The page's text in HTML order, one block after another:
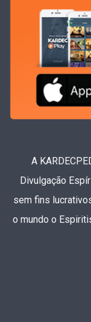
A
Divulgação
sem fins
o mundo o